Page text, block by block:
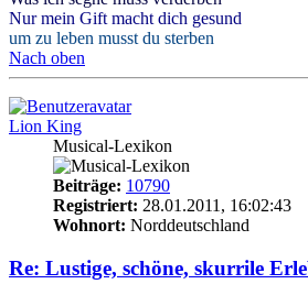
Nur mein Gift macht dich gesund
um zu leben musst du sterben
Nach oben
Lion King
Musical-Lexikon
Beiträge: 10790
Registriert: 28.01.2011, 16:02:43
Wohnort: Norddeutschland
Re: Lustige, schöne, skurrile